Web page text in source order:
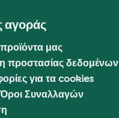
αγοράς
μας
προστασίας δεδομένων
για τα cookies
Όροι Συναλλαγών